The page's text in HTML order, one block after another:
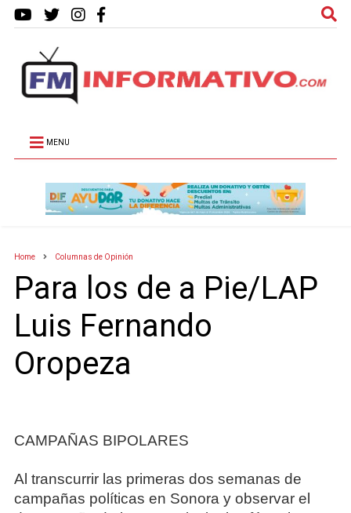
MENU
Home Columnas de Opinión
Para los de a Pie/LAP
Luis Fernando
Oropeza
CAMPAÑAS BIPOLARES
Al transcurrir las primeras dos semanas de
campañas políticas en Sonora y observar el